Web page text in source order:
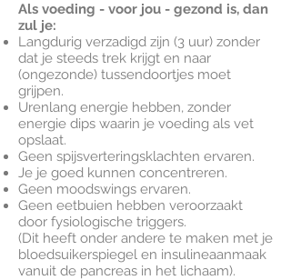
Als voeding - voor jou - gezond is, dan
zul je:
Langdurig verzadigd zijn (3 uur) zonder
dat je steeds trek krijgt en naar
(ongezonde) tussendoortjes moet
grijpen.
Urenlang energie hebben, zonder
energie dips waarin je voeding als vet
opslaat.
Geen spijsverteringsklachten ervaren.
Je je goed kunnen concentreren.
Geen moodswings ervaren.
Geen eetbuien hebben veroorzaakt
door fysiologische triggers.
(Dit heeft onder andere te maken met je
bloedsuikerspiegel en insulineaanmaak
vanuit de pancreas in het lichaam).